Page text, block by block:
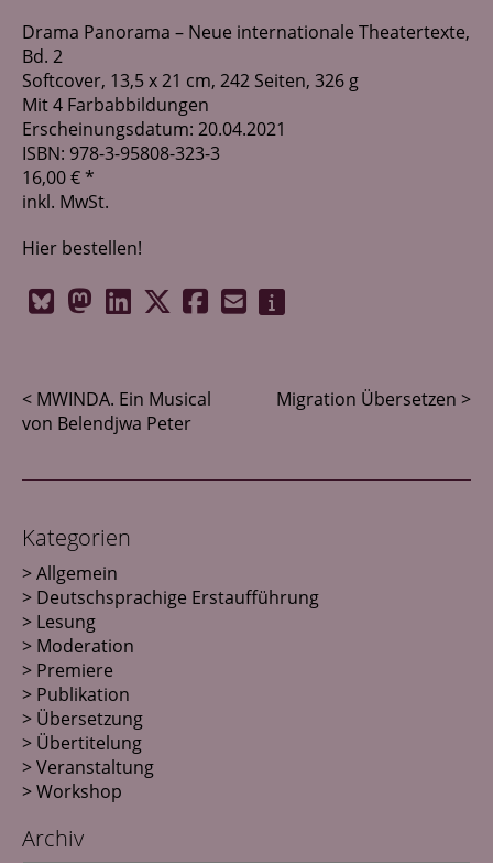
Drama Panorama – Neue internationale Theatertexte,
Bd. 2
Softcover, 13,5 x 21 cm, 242 Seiten, 326 g
Mit 4 Farbabbildungen
Erscheinungsdatum: 20.04.2021
ISBN: 978-3-95808-323-3
16,00 € *
inkl. MwSt.
Hier bestellen!
< MWINDA. Ein Musical
von Belendjwa Peter
Migration Übersetzen >
Kategorien
Allgemein
Deutschsprachige Erstaufführung
Lesung
Moderation
Premiere
Publikation
Übersetzung
Übertitelung
Veranstaltung
Workshop
Archiv